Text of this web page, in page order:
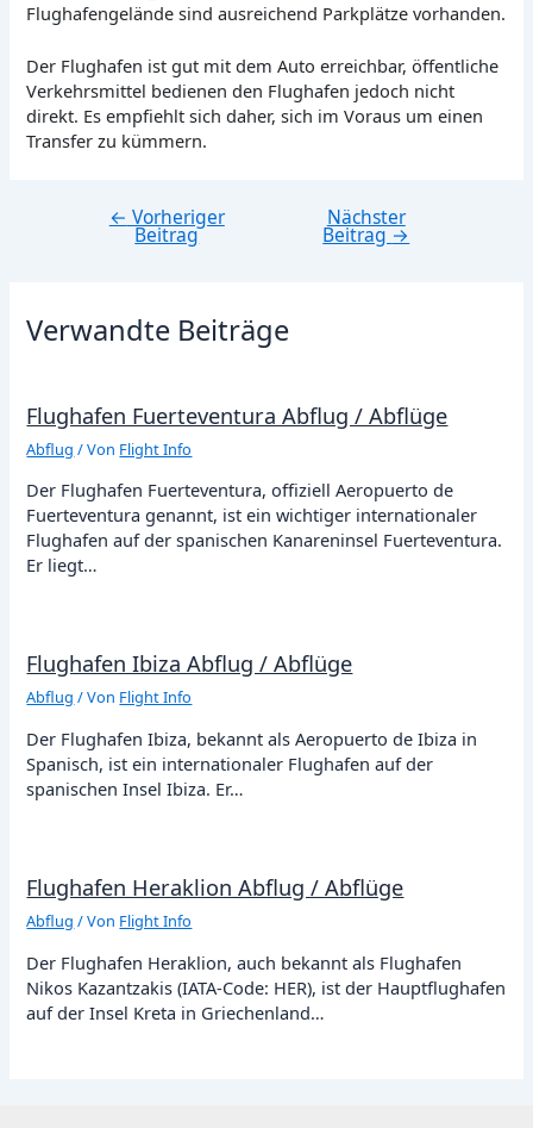
Flughafengelände sind ausreichend Parkplätze vorhanden.
Der Flughafen ist gut mit dem Auto erreichbar, öffentliche
Verkehrsmittel bedienen den Flughafen jedoch nicht
direkt. Es empfiehlt sich daher, sich im Voraus um einen
Transfer zu kümmern.
Beitragsnavigation
← Vorheriger
Beitrag
Nächster
Beitrag→
Verwandte Beiträge
Flughafen Fuerteventura Abflug / Abflüge
Abflug / Von Flight Info
Der Flughafen Fuerteventura, offiziell Aeropuerto de
Fuerteventura genannt, ist ein wichtiger internationaler
Flughafen auf der spanischen Kanareninsel Fuerteventura.
Er liegt…
Flughafen Ibiza Abflug / Abflüge
Abflug / Von Flight Info
Der Flughafen Ibiza, bekannt als Aeropuerto de Ibiza in
Spanisch, ist ein internationaler Flughafen auf der
spanischen Insel Ibiza. Er…
Flughafen Heraklion Abflug / Abflüge
Abflug / Von Flight Info
Der Flughafen Heraklion, auch bekannt als Flughafen
Nikos Kazantzakis (IATA-Code: HER), ist der Hauptflughafen
auf der Insel Kreta in Griechenland…